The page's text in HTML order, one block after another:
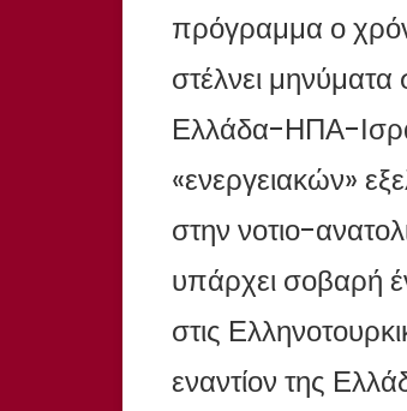
πρόγραμμα ο
στέλνει μηνύματα
Ελλάδα-ΗΠΑ-
«ενεργειακών»
στην νοτιο-
υπάρχει σοβαρή
στις
εναντίον της